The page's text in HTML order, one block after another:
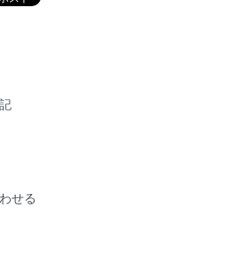
せる